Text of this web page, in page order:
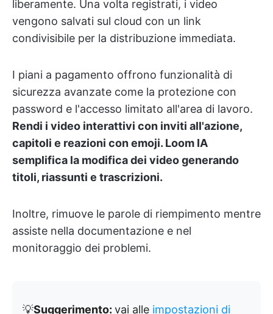
liberamente. Una volta registrati, i video
vengono salvati sul cloud con un link
condivisibile per la distribuzione immediata.
I piani a pagamento offrono funzionalità di
sicurezza avanzate come la protezione con
password e l'accesso limitato all'area di lavoro.
Rendi i video interattivi con inviti all'azione,
capitoli e reazioni con emoji. Loom IA
semplifica la modifica dei video generando
titoli, riassunti e trascrizioni.
Inoltre, rimuove le parole di riempimento mentre
assiste nella documentazione e nel
monitoraggio dei problemi.
💡Suggerimento: vai alle impostazioni di